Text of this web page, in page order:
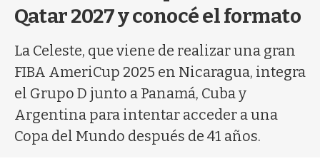
e
Qatar 2027 y conocé el formato
La Celeste, que viene de realizar una gran
FIBA AmeriCup 2025 en Nicaragua, integra
el Grupo D junto a Panamá, Cuba y
Argentina para intentar acceder a una
Copa del Mundo después de 41 años.